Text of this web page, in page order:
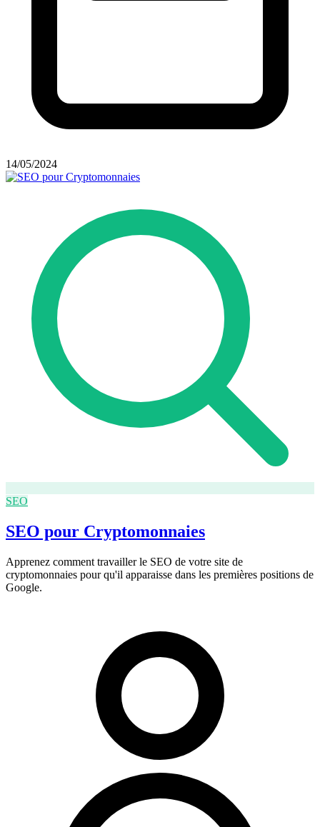
14/05/2024
SEO
SEO pour Cryptomonnaies
Apprenez comment travailler le SEO de votre site de
cryptomonnaies pour qu'il apparaisse dans les premières positions de
Google.